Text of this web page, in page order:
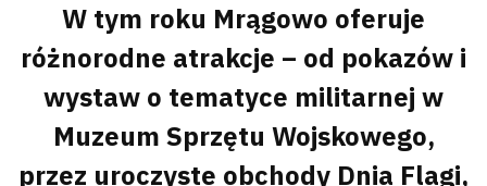
W tym roku Mrągowo oferuje
różnorodne atrakcje – od pokazów i
wystaw o tematyce militarnej w
Muzeum Sprzętu Wojskowego,
przez uroczyste obchody Dnia Flagi,